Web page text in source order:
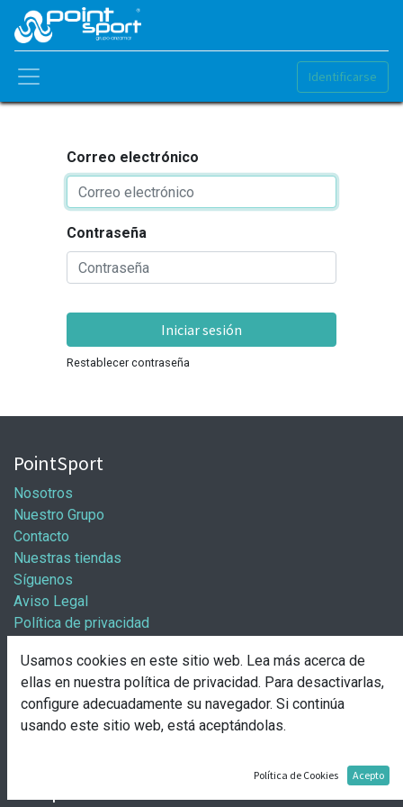
Identificarse
Correo electrónico
Contraseña
Iniciar sesión
Restablecer contraseña
PointSport
Nosotros
Nuestro Grupo
Contacto
Nuestras tiendas
Síguenos
Aviso Legal
Política de privacidad
Información / Franquicias
Abre tu tienda
Pasos para abrir tu tienda
Usamos cookies en este sitio web. Lea más acerca de
ellas en nuestra política de privacidad. Para desactivarlas,
configure adecuadamente su navegador. Si continúa
usando este sitio web, está aceptándolas.
Política de Cookies Acepto